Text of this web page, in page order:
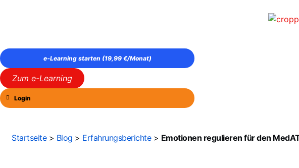
e‑Learning starten (19,99 €/Monat)
Zum e-Learning
Login
Startseite> Blog > Erfahrungsberichte> Emotionen regulieren für den